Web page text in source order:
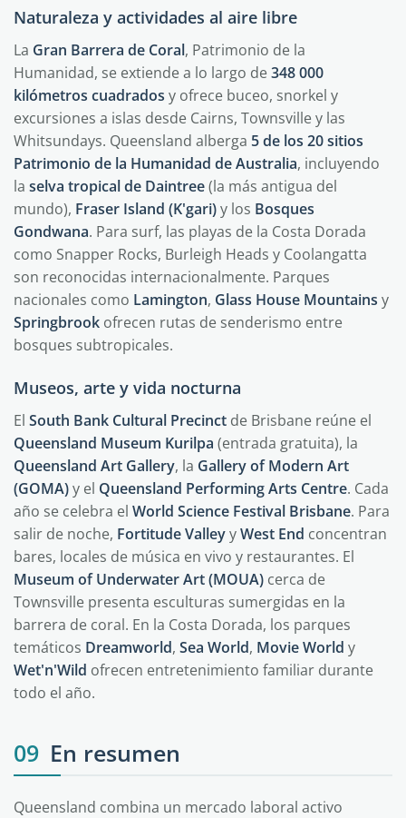
Naturaleza y actividades al aire libre
La Gran Barrera de Coral, Patrimonio de la
Humanidad, se extiende a lo largo de348 000
kilómetros cuadrados y ofrece buceo, snorkel y
excursiones a islas desde Cairns, Townsville y las
Whitsundays. Queensland alberga 5 de los 20 sitios
Patrimonio de la Humanidad de Australia, incluyendo
la selva tropical de Daintree(la más antigua del
mundo), Fraser Island (K'gari)y los Bosques
Gondwana. Para surf, las playas de la Costa Dorada
como Snapper Rocks, Burleigh Heads y Coolangatta
son reconocidas internacionalmente. Parques
nacionales como Lamington, Glass House Mountains y
Springbrook ofrecen rutas de senderismo entre
bosques subtropicales.
Museos, arte y vida nocturna
El South Bank Cultural Precinct de Brisbane reúne el
Queensland Museum Kurilpa (entrada gratuita), la
Queensland Art Gallery, la Gallery of Modern Art
(GOMA)y el Queensland Performing Arts Centre. Cada
año se celebra el World Science Festival Brisbane. Para
salir de noche, Fortitude ValleyyWest End concentran
bares, locales de música en vivo y restaurantes. El
Museum of Underwater Art (MOUA) cerca de
Townsville presenta esculturas sumergidas en la
barrera de coral. En la Costa Dorada, los parques
temáticos Dreamworld, Sea World, Movie World y
Wet'n'Wild ofrecen entretenimiento familiar durante
todo el año.
09 En resumen
Queensland combina un mercado laboral activo